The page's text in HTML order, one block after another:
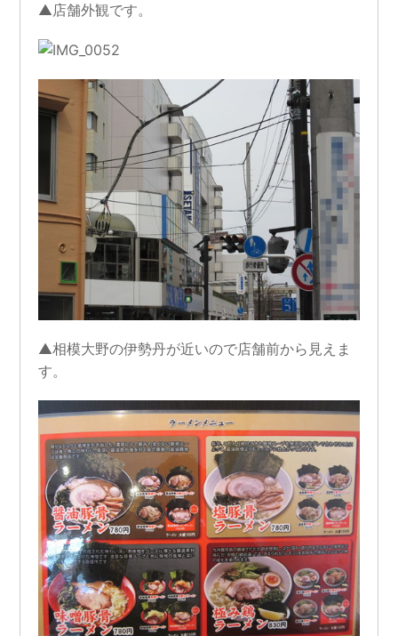
▲店舗外観です。
▲相模大野の伊勢丹が近いので店舗前から見えま
す。